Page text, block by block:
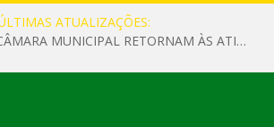
ATUALIZAÇÕES:
SERVIDORES DA CÂMARA MUNICIPAL RETORNAM ÀS ATIVIDADES APÓS O RECESSO PARLAMENTAR